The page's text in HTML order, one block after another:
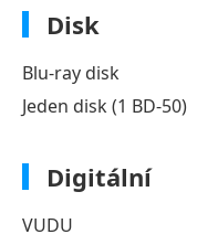
Disk
Blu-ray disk
Jeden disk (1 BD-50)
Digitální
VUDU